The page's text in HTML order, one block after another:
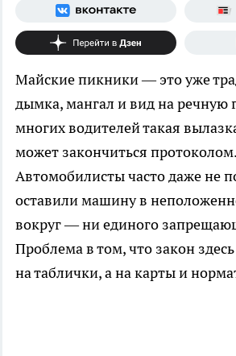
Майские пикники — это уже
дымка, мангал и вид на речную
многих водителей такая
может закончиться протоколом.
Автомобилисты часто даже не
оставили машину в
вокруг — ни единого
Проблема в том, что закон
на таблички, а на карты и